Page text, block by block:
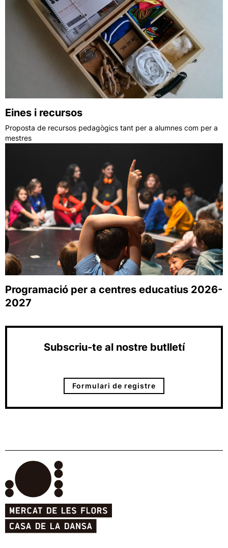
Eines i recursos
Proposta de recursos pedagògics tant per a alumnes com per a
mestres
Programació per a centres educatius 2026-
2027
Subscriu-te al nostre butlletí
Formulari de registre